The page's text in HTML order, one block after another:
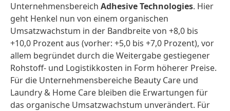
Unternehmensbereich Adhesive Technologies. Hier
geht Henkel nun von einem organischen
Umsatzwachstum in der Bandbreite von +8,0 bis
+10,0 Prozent aus (vorher: +5,0 bis +7,0 Prozent), vor
allem begründet durch die Weitergabe gestiegener
Rohstoff- und Logistikkosten in Form höherer Preise.
Für die Unternehmensbereiche Beauty Care und
Laundry & Home Care bleiben die Erwartungen für
das organische Umsatzwachstum unverändert. Für